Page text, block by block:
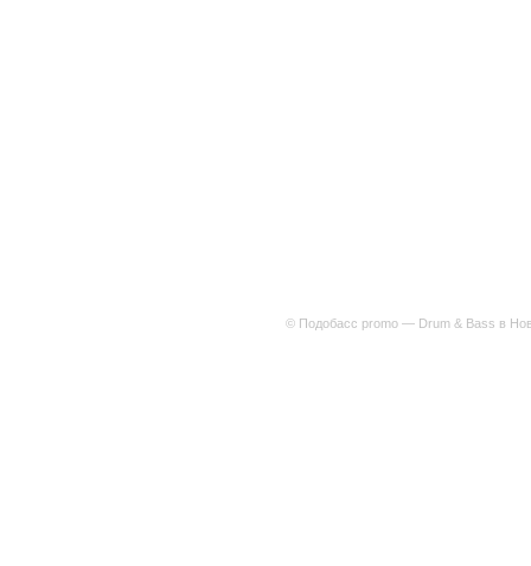
© Подобасс promo — Drum & Bass в